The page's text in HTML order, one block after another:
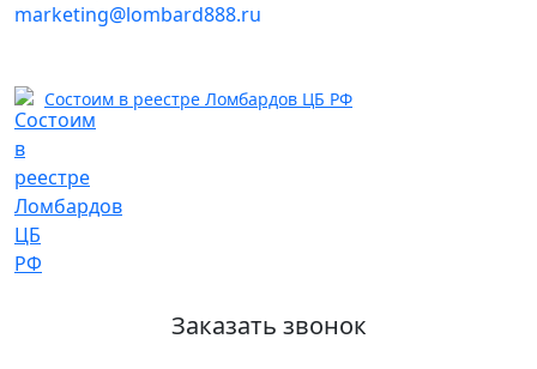
marketing@lombard888.ru
Состоим в реестре Ломбардов ЦБ РФ
Заказать звонок